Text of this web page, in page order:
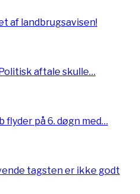
af landbrugsavisen!
aftale skulle…
flyder på 6. døgn med…
tagsten er ikke godt